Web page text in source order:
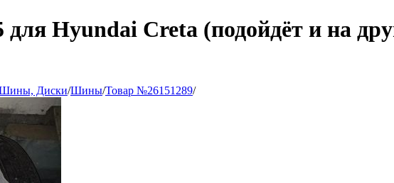
Hyundai Creta (подойдёт и на
Диски/Шины/Товар №26151289/